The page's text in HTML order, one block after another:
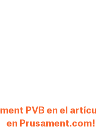
PVB en el
en Prusament.com!